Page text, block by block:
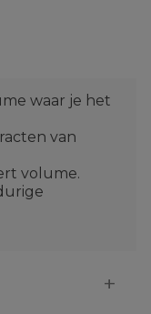
waar je het
van
volume.